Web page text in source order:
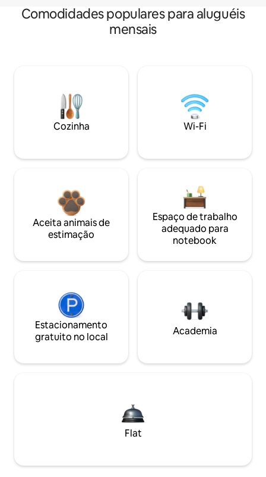
Comodidades populares para aluguéis
mensais
Cozinha Wi-Fi
Aceita animais de
estimação
Espaço de trabalho
adequado para
notebook
Estacionamento
gratuito no local
Academia
Flat